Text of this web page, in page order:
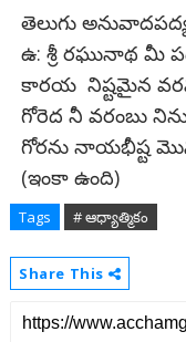
తెలుగు
ఉ: శ్రీ రఘునాథ మీ
కారయ నిష్టమైన
గోరెద నీ వరంబు
గోరను నాయభీష్ట
(ఇంకా ఉంది)
Tags # ఆధ్యాత్మికం
Share This